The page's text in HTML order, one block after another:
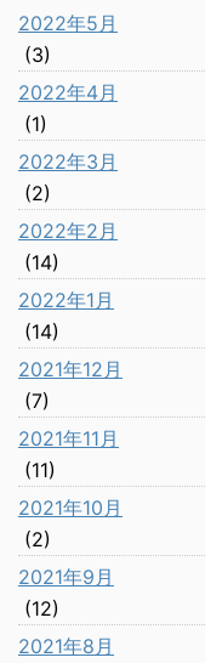
2022年5月
(3)
2022年4月
(1)
2022年3月
(2)
2022年2月
(14)
2022年1月
(14)
2021年12月
(7)
2021年11月
(11)
2021年10月
(2)
2021年9月
(12)
2021年8月